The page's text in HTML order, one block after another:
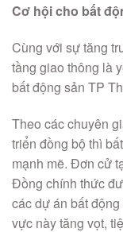
Cơ hội cho bất
Cùng với sự tăng
tầng giao thông là
bất động sản TP
Theo các chuyên
triển đồng bộ thì
mạnh mẽ. Đơn cử
Đồng chính thức
các dự án bất
vực này tăng vọt,